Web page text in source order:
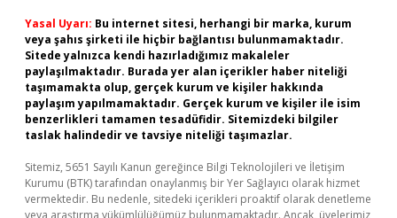
Yasal Uyarı: Bu internet sitesi, herhangi bir marka, kurum
veya şahıs şirketi ile hiçbir bağlantısı bulunmamaktadır.
Sitede yalnızca kendi hazırladığımız makaleler
paylaşılmaktadır. Burada yer alan içerikler haber niteliği
taşımamakta olup, gerçek kurum ve kişiler hakkında
paylaşım yapılmamaktadır. Gerçek kurum ve kişiler ile isim
benzerlikleri tamamen tesadüfidir. Sitemizdeki bilgiler
taslak halindedir ve tavsiye niteliği taşımazlar.
Sitemiz, 5651 Sayılı Kanun gereğince Bilgi Teknolojileri ve İletişim
Kurumu (BTK) tarafından onaylanmış bir Yer Sağlayıcı olarak hizmet
vermektedir. Bu nedenle, sitedeki içerikleri proaktif olarak denetleme
veya araştırma yükümlülüğümüz bulunmamaktadır. Ancak, üyelerimiz